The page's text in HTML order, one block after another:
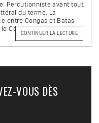
Percutionniste avant tout,
du terme. La
entre Congas et Batas
Cajon péruvien ou
CONTINUER LA LECTUREDE
VOUS DÈS